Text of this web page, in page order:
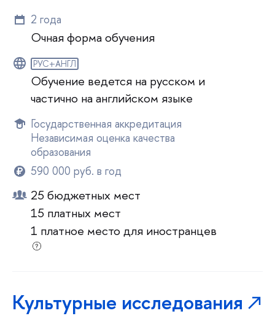
2 года
Очная форма обучения
РУС+АНГЛ
Обучение ведется на русском и
частично на английском языке
Государственная аккредитация
Независимая оценка качества
образования
590 000 руб. в год
25 бюджетных мест
15 платных мест
1 платное место для иностранцев
Культурные исследования